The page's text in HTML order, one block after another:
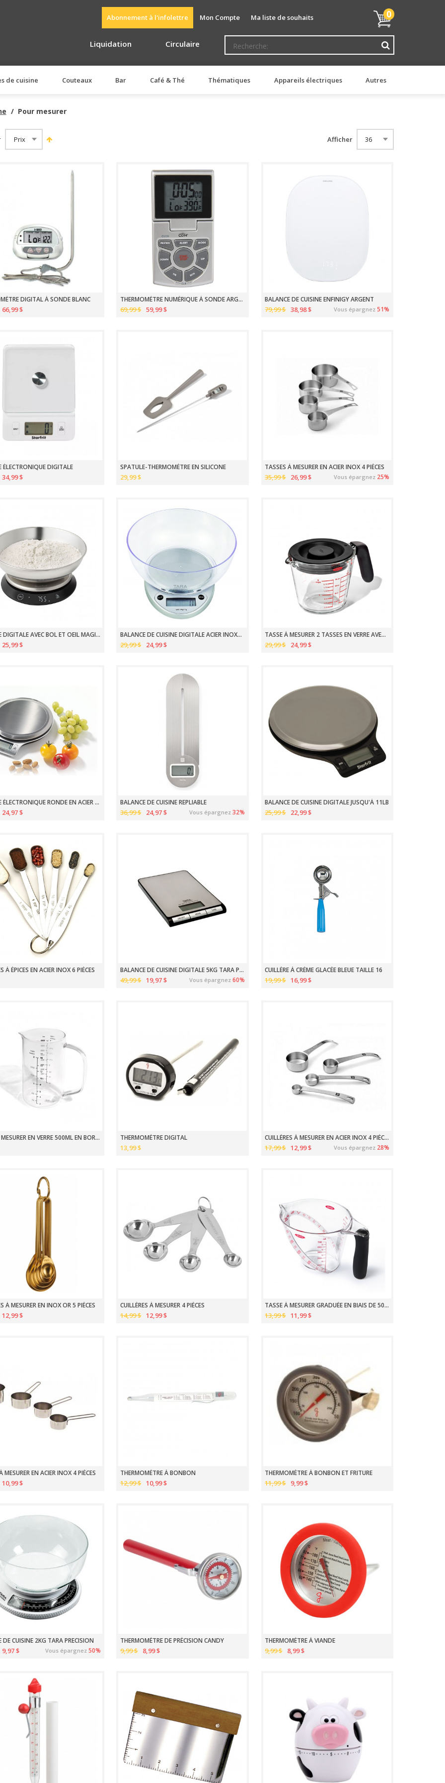
Mon
panier
0
Abonnement à l'infolettre Mon Compte Ma liste de souhaits
Liquidation Circulaire
de cuisine Couteaux Bar Café & Thé Thématiques Appareils électriques Autres
Pour mesurer
Afficher
DIGITAL À SONDE BLANC
66,99 $
THERMOMÈTRE NUMÉRIQUE À SONDE ARGENT
69,99 $ 59,99 $
BALANCE DE CUISINE ENFINIGY ARGENT
79,99 $ 38,98 $ Vous épargnez51%
ÉLECTRONIQUE DIGITALE
34,99 $
SPATULE-THERMOMÈTRE EN SILICONE
29,99 $
TASSES À MESURER EN ACIER INOX 4 PIÈCES
35,99 $ 26,99 $ Vous épargnez 25%
BALANCE DIGITALE AVEC BOL ET OEIL MAGIQUE
25,99 $
BALANCE DE CUISINE DIGITALE ACIER INOXYDABLE TARA PRECISION
29,99 $ 24,99 $
TASSE À MESURER 2 TASSES EN VERRE AVEC COUVERCLE OXO
29,99 $ 24,99 $
BALANCE ÉLECTRONIQUE RONDE EN ACIER INOXYDABLE
24,97 $
BALANCE DE CUISINE REPLIABLE
36,99 $ 24,97 $ Vous épargnez 32%
BALANCE DE CUISINE DIGITALE JUSQU'À 11LB
25,99 $ 22,99 $
À ÉPICES EN ACIER INOX 6 PIÈCES BALANCE DE CUISINE DIGITALE 5KG TARA PRECISION
49,99 $ 19,97 $ Vous épargnez 60%
CUILLÈRE À CRÈME GLACÉE BLEUE TAILLE 16
19,99 $ 16,99 $
TASSE À MESURER EN VERRE 500ML EN BOROSILICATE THERMOMÈTRE DIGITAL
13,99 $
CUILLÈRES À MESURER EN ACIER INOX 4 PIÈCES
17,99 $ 12,99 $ Vous épargnez 28%
À MESURER EN INOX OR 5 PIÈCES
12,99 $
CUILLÈRES À MESURER 4 PIÈCES
14,99 $ 12,99 $
TASSE À MESURER GRADUÉE EN BIAIS DE 500ML GOOD GRIPS
13,99 $ 11,99 $
MESURER EN ACIER INOX 4 PIÈCES
10,99 $
THERMOMÈTRE À BONBON
12,99 $ 10,99 $
THERMOMÈTRE À BONBON ET FRITURE
11,99 $ 9,99 $
DE CUISINE 2KG TARA PRECISION
9,97 $ Vous épargnez 50%
THERMOMÈTRE DE PRÉCISION CANDY
9,99 $ 8,99 $
THERMOMÈTRE À VIANDE
9,99 $ 8,99 $